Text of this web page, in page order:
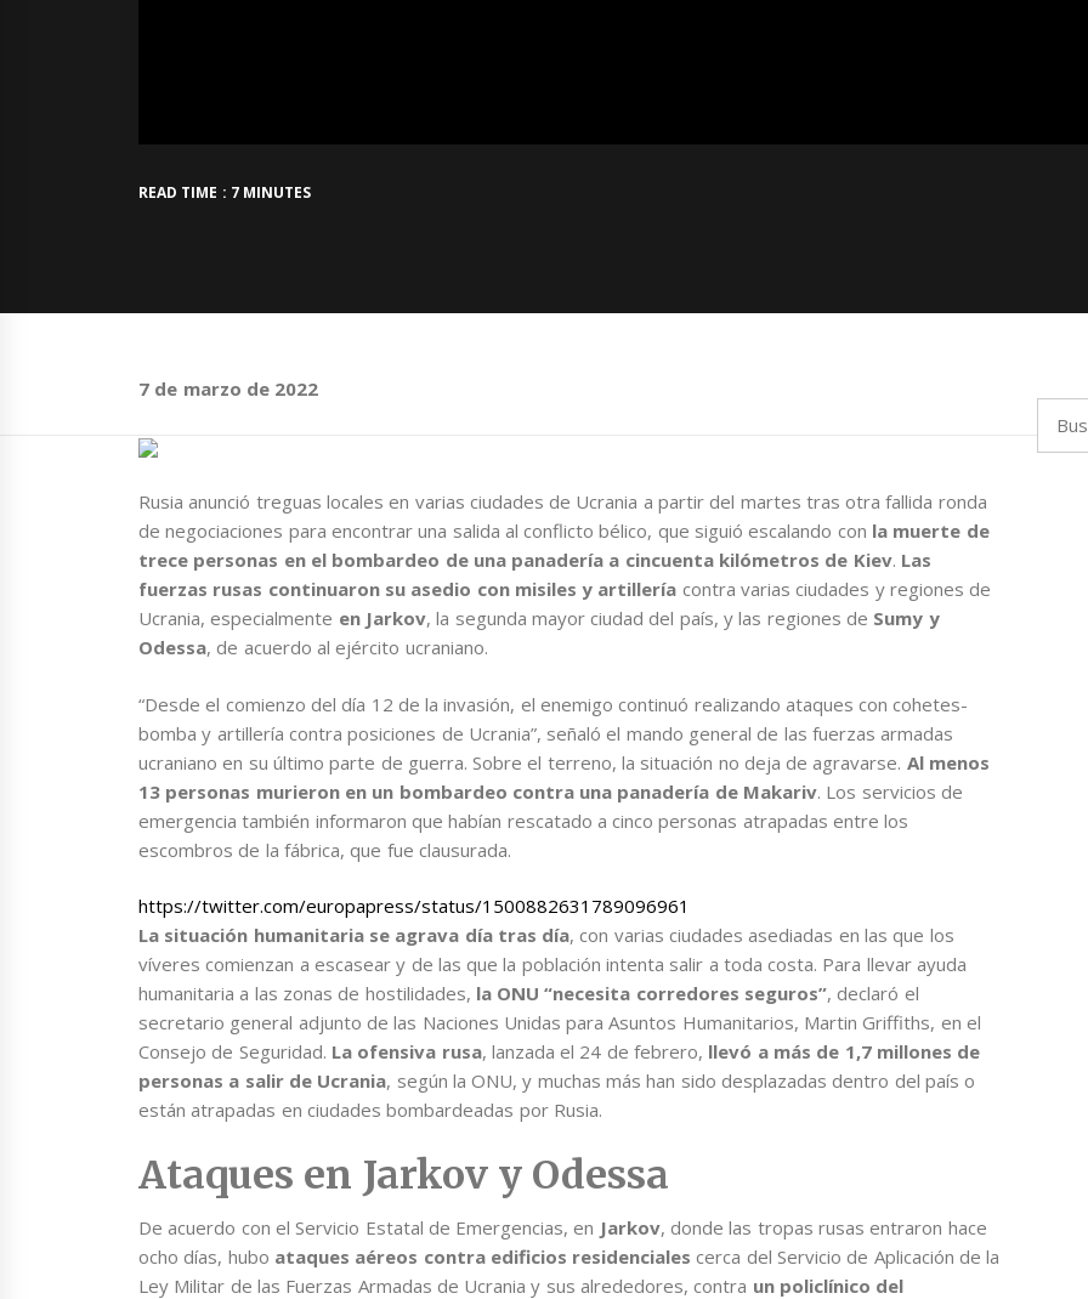
READ TIME : 7 MINUTES
7 de marzo de 2022
Rusia anunció treguas locales en varias ciudades de Ucrania a partir del martes tras otra fallida ronda
de negociaciones para encontrar una salida al conflicto bélico, que siguió escalando con la muerte de
trece personas en el bombardeo de una panadería a cincuenta kilómetros de Kiev. Las
fuerzas rusas continuaron su asedio con misiles y artillería contra varias ciudades y regiones de
Ucrania, especialmente en Jarkov, la segunda mayor ciudad del país, y las regiones de Sumy y
Odessa, de acuerdo al ejército ucraniano.
“Desde el comienzo del día 12 de la invasión, el enemigo continuó realizando ataques con cohetes-
bomba y artillería contra posiciones de Ucrania”, señaló el mando general de las fuerzas armadas
ucraniano en su último parte de guerra. Sobre el terreno, la situación no deja de agravarse. Al menos
13 personas murieron en un bombardeo contra una panadería de Makariv. Los servicios de
emergencia también informaron que habían rescatado a cinco personas atrapadas entre los
escombros de la fábrica, que fue clausurada.
https://twitter.com/europapress/status/1500882631789096961
La situación humanitaria se agrava día tras día, con varias ciudades asediadas en las que los
víveres comienzan a escasear y de las que la población intenta salir a toda costa. Para llevar ayuda
humanitaria a las zonas de hostilidades, la ONU “necesita corredores seguros”, declaró el
secretario general adjunto de las Naciones Unidas para Asuntos Humanitarios, Martin Griffiths, en el
Consejo de Seguridad. La ofensiva rusa, lanzada el 24 de febrero, llevó a más de 1,7 millones de
personas a salir de Ucrania, según la ONU, y muchas más han sido desplazadas dentro del país o
están atrapadas en ciudades bombardeadas por Rusia.
Ataques en Jarkov y Odessa
De acuerdo con el Servicio Estatal de Emergencias, en Jarkov, donde las tropas rusas entraron hace
ocho días, hubo ataques aéreos contra edificios residenciales cerca del Servicio de Aplicación de la
Ley Militar de las Fuerzas Armadas de Ucrania y sus alrededores, contra un policlínico del